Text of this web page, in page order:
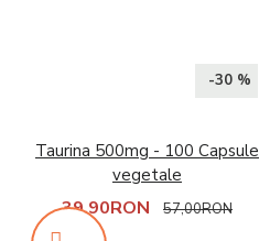
-30 %
Taurina 500mg - 100 Capsule
vegetale
39,90RON 57,00RON